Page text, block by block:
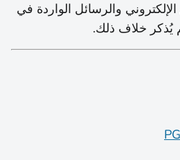
والرسائل الواردة في
يُذكر خلاف ذلك.